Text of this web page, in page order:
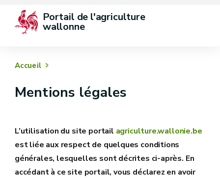
Portail de l'agriculture
wallonne
Accueil
Mentions légales
L’utilisation du site portail agriculture.wallonie.be
est liée aux respect de quelques conditions
générales, lesquelles sont décrites ci-après. En
accédant à ce site portail, vous déclarez en avoir